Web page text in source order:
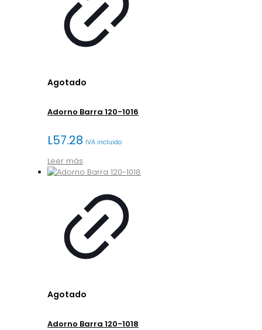
Agotado
Adorno Barra 120-1016
L57.28 IVA incluido
Leer más
Agotado
Adorno Barra 120-1018